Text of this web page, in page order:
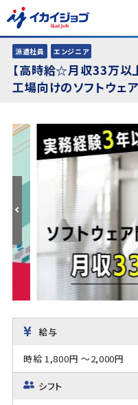
派遣社員 エンジニア
【高時給☆月収33万以
工場向けのソフトウェ
給与
時給 1,800円 ～2,000円
シフト